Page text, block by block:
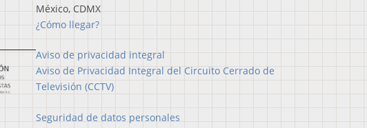
México, CDMX
¿Cómo llegar?
Aviso de privacidad integral
Aviso de Privacidad Integral del Circuito Cerrado de
Televisión (CCTV)
Seguridad de datos personales